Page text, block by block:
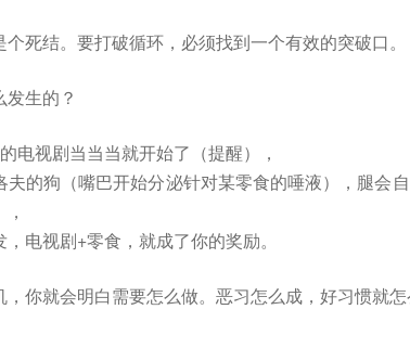
死结。要打破循环，必须找到一个有效的突破口。
生的？
电视剧当当当就开始了（提醒），
的狗（嘴巴开始分泌针对某零食的唾液），腿会
电视剧+零食，就成了你的奖励。
你就会明白需要怎么做。恶习怎么成，好习惯就怎